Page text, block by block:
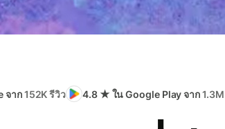
จาก152K รีวิว 4.8 ★ ใน Google Play จาก